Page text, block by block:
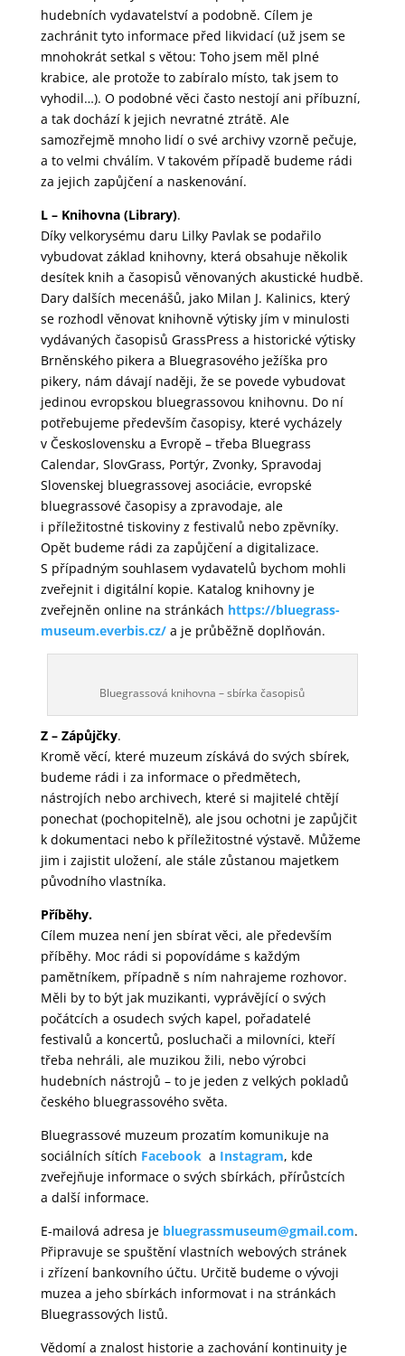
hudebních vydavatelství a podobně. Cílem je
zachránit tyto informace před likvidací (už jsem se
mnohokrát setkal s větou: Toho jsem měl plné
krabice, ale protože to zabíralo místo, tak jsem to
vyhodil…). O podobné věci často nestojí ani příbuzní,
a tak dochází k jejich nevratné ztrátě. Ale
samozřejmě mnoho lidí o své archivy vzorně pečuje,
a to velmi chválím. V takovém případě budeme rádi
za jejich zapůjčení a naskenování.
L – Knihovna (Library).
Díky velkorysému daru Lilky Pavlak se podařilo
vybudovat základ knihovny, která obsahuje několik
desítek knih a časopisů věnovaných akustické hudbě.
Dary dalších mecenášů, jako Milan J. Kalinics, který
se rozhodl věnovat knihovně výtisky jím v minulosti
vydávaných časopisů GrassPress a historické výtisky
Brněnského pikera a Bluegrasového ježíška pro
pikery, nám dávají naději, že se povede vybudovat
jedinou evropskou bluegrassovou knihovnu. Do ní
potřebujeme především časopisy, které vycházely
v Československu a Evropě – třeba Bluegrass
Calendar, SlovGrass, Portýr, Zvonky, Spravodaj
Slovenskej bluegrassovej asociácie, evropské
bluegrassové časopisy a zpravodaje, ale
i příležitostné tiskoviny z festivalů nebo zpěvníky.
Opět budeme rádi za zapůjčení a digitalizace.
S případným souhlasem vydavatelů bychom mohli
zveřejnit i digitální kopie. Katalog knihovny je
zveřejněn online na stránkách https://bluegrass-
museum.everbis.cz/ a je průběžně doplňován.
Bluegrassová knihovna – sbírka časopisů
Z – Zápůjčky.
Kromě věcí, které muzeum získává do svých sbírek,
budeme rádi i za informace o předmětech,
nástrojích nebo archivech, které si majitelé chtějí
ponechat (pochopitelně), ale jsou ochotni je zapůjčit
k dokumentaci nebo k příležitostné výstavě. Můžeme
jim i zajistit uložení, ale stále zůstanou majetkem
původního vlastníka.
Příběhy.
Cílem muzea není jen sbírat věci, ale především
příběhy. Moc rádi si popovídáme s každým
pamětníkem, případně s ním nahrajeme rozhovor.
Měli by to být jak muzikanti, vyprávějící o svých
počátcích a osudech svých kapel, pořadatelé
festivalů a koncertů, posluchači a milovníci, kteří
třeba nehráli, ale muzikou žili, nebo výrobci
hudebních nástrojů – to je jeden z velkých pokladů
českého bluegrassového světa.
Bluegrassové muzeum prozatím komunikuje na
sociálních sítích Facebook a Instagram, kde
zveřejňuje informace o svých sbírkách, přírůstcích
a další informace.
E-mailová adresa je bluegrassmuseum@gmail.com.
Připravuje se spuštění vlastních webových stránek
i zřízení bankovního účtu. Určitě budeme o vývoji
muzea a jeho sbírkách informovat i na stránkách
Bluegrassových listů.
Vědomí a znalost historie a zachování kontinuity je